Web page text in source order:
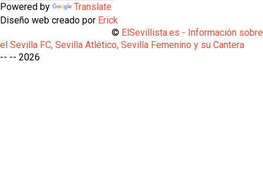
Powered by
Translate
Diseño web creado por Erick
© ElSevillista.es - Información sobre
el Sevilla FC, Sevilla Atlético, Sevilla Femenino y su Cantera
-- -- 2026